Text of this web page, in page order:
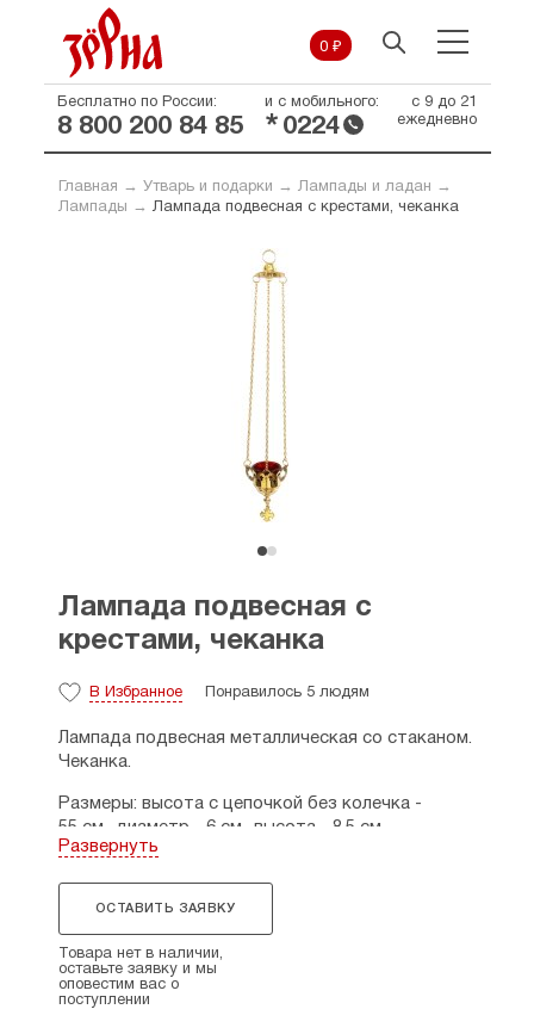
0 ₽
Бесплатно по России:
8 800 200 84 85
и с мобильного:
* 0224
с 9 до 21
ежедневно
Главная → Утварь и подарки → Лампады и ладан →
Лампады → Лампада подвесная с крестами, чеканка
Лампада подвесная с
крестами, чеканка
В Избранное Понравилось 5 людям
Лампада подвесная металлическая со стаканом.
Чеканка.
Размеры: высота с цепочкой без колечка -
55 см., диаметр - 6 см., высота - 8,5 см.
Развернуть
ОСТАВИТЬ ЗАЯВКУ
Товара нет в наличии,
оставьте заявку и мы
оповестим вас о
поступлении